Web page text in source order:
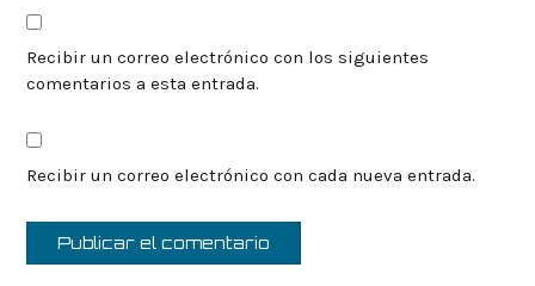
Recibir un correo electrónico con los siguientes
comentarios a esta entrada.
Recibir un correo electrónico con cada nueva entrada.